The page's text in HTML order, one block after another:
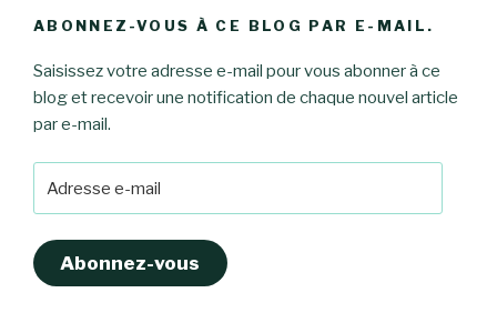
ABONNEZ-VOUS À CE BLOG PAR E-MAIL.
Saisissez votre adresse e-mail pour vous abonner à ce
blog et recevoir une notification de chaque nouvel article
par e-mail.
Abonnez-vous